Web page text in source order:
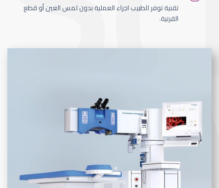
تقنية توفر للطبيب اجراء العملية بدون لمس العين أو قطع
القرنية.